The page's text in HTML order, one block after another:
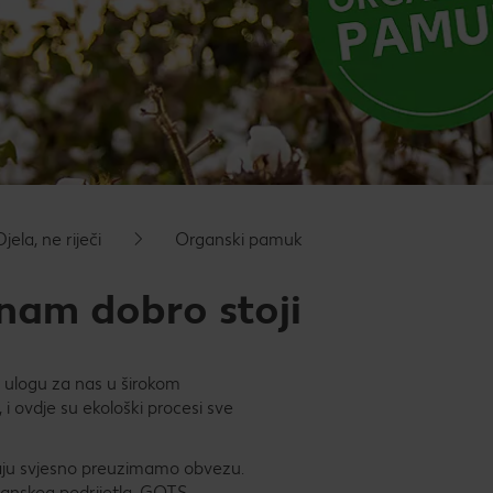
ne riječi Organski pamuk
dobro stoji
za nas u širokom
ovdje su ekološki procesi sve
svjesno preuzimamo obvezu.